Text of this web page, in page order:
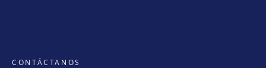
CONTÁCTANOS